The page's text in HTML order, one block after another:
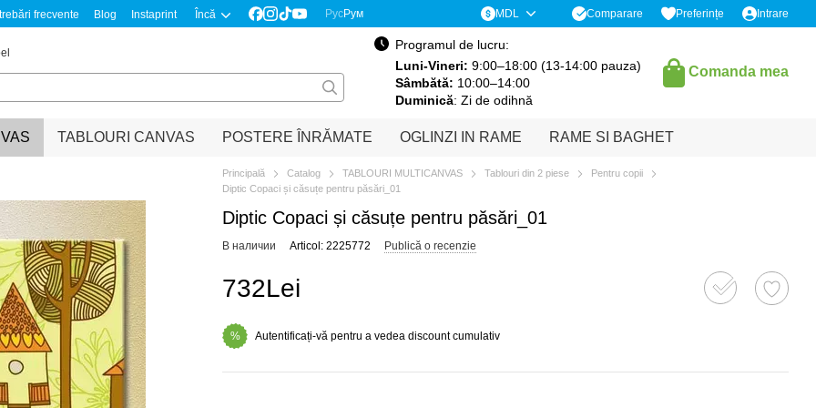
frecvente Blog Instaprint Încă РусРум MDL Comparare Preferințe Intrare
Programul de lucru:
Luni-Vineri: 9:00–18:00 (13-14:00 pauza)
Sâmbătă: 10:00–14:00
Duminică: Zi de odihnă
Comanda mea
TABLOURI CANVAS POSTERE ÎNRĂMATE OGLINZI IN RAME RAME SI BAGHET
Principală Catalog TABLOURI MULTICANVAS Tablouri din 2 piese
Pentru copii
Diptic Copaci și căsuțe pentru păsări_01
Diptic Copaci și căsuțe pentru păsări_01
В наличии Articol: 2225772 Publică o recenzie
732Lei
% Autentificați-vă pentru a vedea discount cumulativ